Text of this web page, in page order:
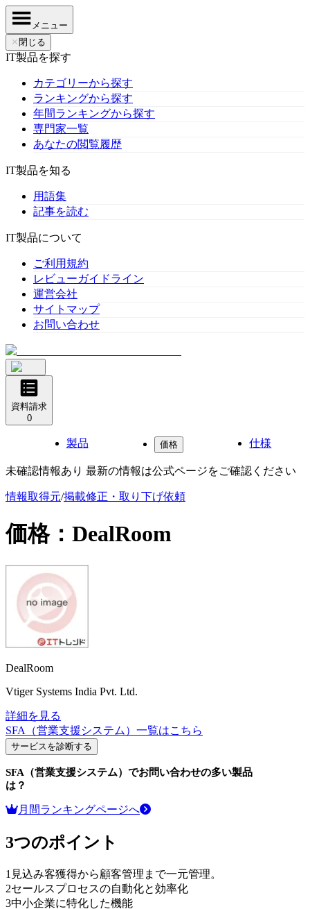
メニュー
✕ 閉じる
IT製品を探す
カテゴリーから探す
ランキングから探す
年間ランキングから探す
専門家一覧
あなたの閲覧履歴
IT製品を知る
用語集
記事を読む
IT製品について
ご利用規約
レビューガイドライン
運営会社
サイトマップ
お問い合わせ
資料請求
0
製品 価格 仕様
未確認情報あり 最新の情報は公式ページをご確認ください
情報取得元/掲載修正・取り下げ依頼
価格： DealRoom
DealRoom
Vtiger Systems India Pvt. Ltd.
詳細を見る
SFA（営業支援システム） 一覧はこちら
サービスを診断する
SFA（営業支援システム） でお問い合わせの多い製品
は？
月間ランキングページへ
3つのポイント
1 見込み客獲得から顧客管理まで一元管理。
2セールスプロセスの自動化と効率化
3中小企業に特化した機能